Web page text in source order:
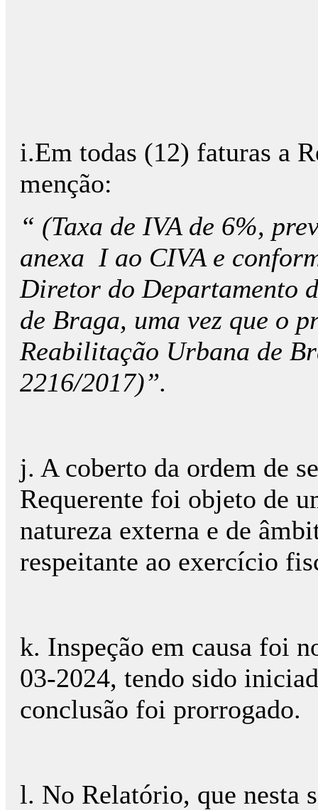
i.Em todas (12) faturas a
menção:
“ (Taxa de IVA de 6%,
anexa I ao CIVA e
Diretor do Departamento
de Braga, uma vez que o
Reabilitação Urbana de
2216/2017)”.
j. A coberto da ordem de
Requerente foi objeto de
natureza externa e de
respeitante ao exercício
k. Inspeção em causa foi
03-2024, tendo sido
conclusão foi prorrogado.
l. No Relatório, que nesta